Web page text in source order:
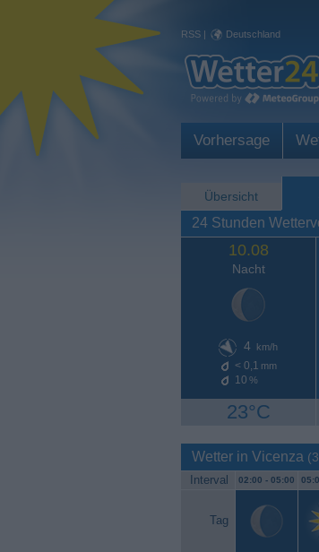
RSS | Deutschland
Vorhersage
Übersicht
24 Stunden
10.08
Nacht
4 km/h
< 0,1 mm
10 %
23°C
Wetter in Vicenza
Interval 02:00 - 05:00
Tag